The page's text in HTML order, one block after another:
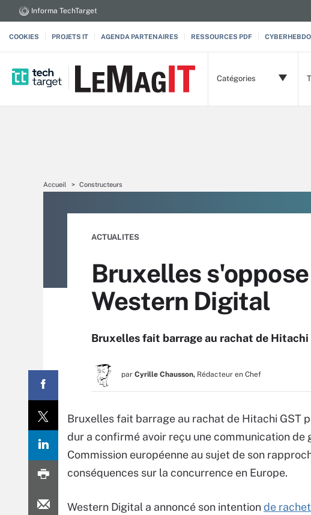
Informa TechTarget
COOKIES PROJETS IT AGENDA PARTENAIRES RESSOURCES PDF CYBERHEBDO
Catégories
Accueil Constructeurs
ACTUALITES
Bruxelles
Western Digital
Bruxelles fait barrage au rachat de
par Cyrille Chausson, Rédacteur en Chef
Bruxelles fait barrage au rachat de Hitachi GST
dur a confirmé avoir reçu une communication
Commission européenne au sujet de son
conséquences sur la concurrence en Europe.
Western Digital a annoncé son intentionde